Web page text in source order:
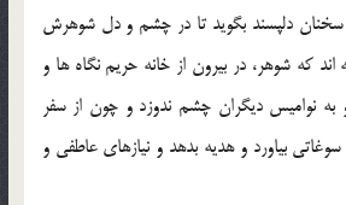
سخنان دلپسند بگويد تا در چشم و دل شوهرش
که شوهر، در بيرون از خانه حريم نگاه ها و
به نواميس ديگران چشم ندوزد و چون از سفر
بياورد و هديه بدهد و نيازهاي عاطفي و